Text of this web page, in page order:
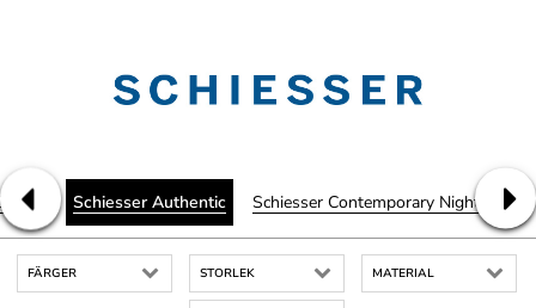
Schiesser Authentic Schiesser Contemporary Nightwear
FÄRGER STORLEK MATERIAL